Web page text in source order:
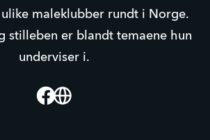
ulike maleklubber rundt i Norge.
stilleben er blandt temaene hun
underviser i.
Facebook
Website